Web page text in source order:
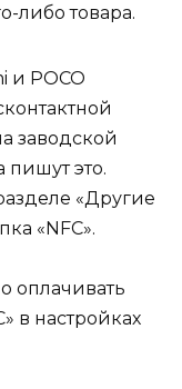
либо товара.
и РОСО
заводской
пишут это.
«Другие
«NFC».
оплачивать
в настройках